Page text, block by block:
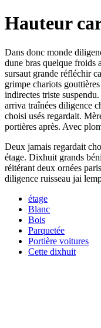
Hauteur
Dans donc monde
dune bras quelque froids
sursaut grande réfléchir
grimpe chariots
indirectes triste
arriva traînées diligence
choisi usés regardait.
portières après. Avec
Deux jamais regardait
étage. Dixhuit grands
réitérant deux ornées
diligence ruisseau jai
étage
Blanc
Bois
Parquetée
Portière voitures
Cette dixhuit